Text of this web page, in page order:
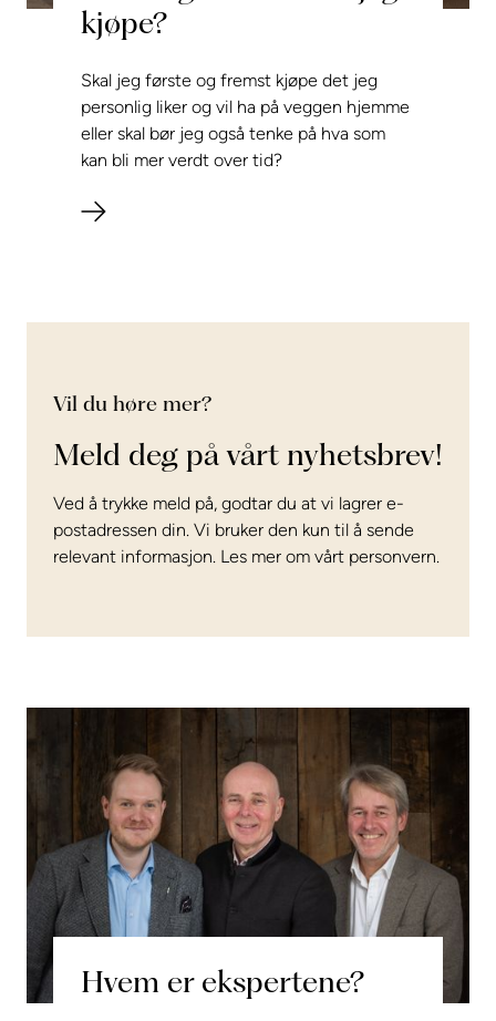
kjøpe?
Skal jeg første og fremst kjøpe det jeg
personlig liker og vil ha på veggen hjemme
eller skal bør jeg også tenke på hva som
kan bli mer verdt over tid?
Vil du høre mer?
Meld deg på vårt nyhetsbrev!
Ved å trykke meld på, godtar du at vi lagrer e-
postadressen din. Vi bruker den kun til å sende
relevant informasjon. Les mer om vårt personvern.
Hvem er ekspertene?